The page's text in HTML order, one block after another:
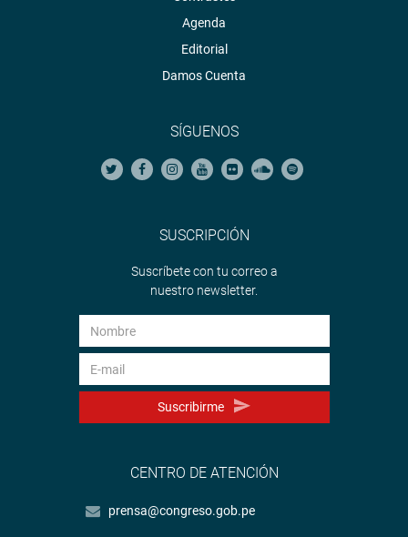
Agenda
Editorial
Damos Cuenta
SÍGUENOS
SUSCRIPCIÓN
Suscríbete con tu correo a
nuestro newsletter.
Suscribirme
CENTRO DE ATENCIÓN
prensa@congreso.gob.pe